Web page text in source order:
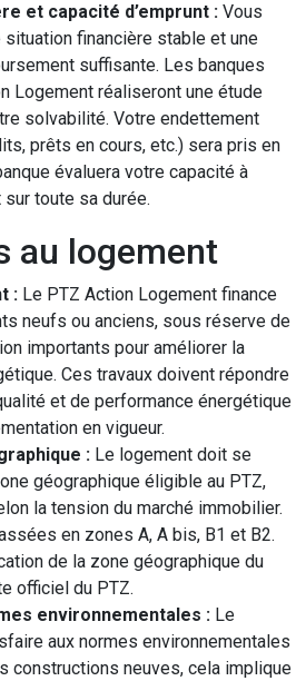
et capacité d’emprunt : Vous
financière stable et une
suffisante. Les banques
Logement réaliseront une étude
solvabilité. Votre endettement
prêts en cours, etc.) sera pris en
évaluera votre capacité à
toute sa durée.
au logement
: Le PTZ Action Logement finance
neufs ou anciens, sous réserve de
importants pour améliorer la
Ces travaux doivent répondre
et de performance énergétique
en vigueur.
: Le logement doit se
géographique éligible au PTZ,
la tension du marché immobilier.
en zones A, A bis, B1 et B2.
de la zone géographique du
officiel du PTZ.
environnementales : Le
aux normes environnementales
constructions neuves, cela implique